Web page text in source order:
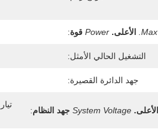
Max. الأعلى. Power قوة:
التشغيل الحالي الأمثل:
جهد الدائرة القصيرة:
الأعلى. System Voltage جهد النظام: